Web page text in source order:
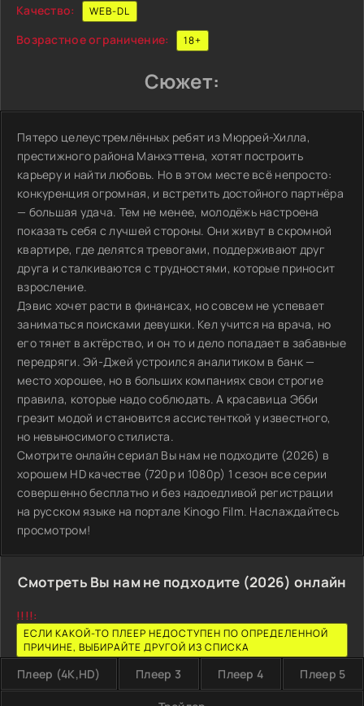
Качество:
WEB-DL
Возрастное ограничение: 18+
Сюжет:
Пятеро целеустремлённых ребят из Мюррей-Хилла,
престижного района Манхэттена, хотят построить
карьеру и найти любовь. Но в этом месте всё непросто:
конкуренция огромная, и встретить достойного партнёра
— большая удача. Тем не менее, молодёжь настроена
показать себя с лучшей стороны. Они живут в скромной
квартире, где делятся тревогами, поддерживают друг
друга и сталкиваются с трудностями, которые приносит
взросление.
Дэвис хочет расти в финансах, но совсем не успевает
заниматься поисками девушки. Кел учится на врача, но
его тянет в актёрство, и он то и дело попадает в забавные
передряги. Эй-Джей устроился аналитиком в банк —
место хорошее, но в больших компаниях свои строгие
правила, которые надо соблюдать. А красавица Эбби
грезит модой и становится ассистенткой у известного,
но невыносимого стилиста.
Смотрите онлайн сериал Вы нам не подходите (2026) в
хорошем HD качестве (720p и 1080p) 1 сезон все серии
совершенно бесплатно и без надоедливой регистрации
на русском языке на портале Kinogo Film. Наслаждайтесь
просмотром!
Смотреть Вы нам не подходите (2026) онлайн
!!!!:
ЕСЛИ КАКОЙ-ТО ПЛЕЕР НЕДОСТУПЕН ПО ОПРЕДЕЛЕННОЙ
ПРИЧИНЕ, ВЫБИРАЙТЕ ДРУГОЙ ИЗ СПИСКА
Плеер (4K,HD) Плеер 3 Плеер 4 Плеер 5